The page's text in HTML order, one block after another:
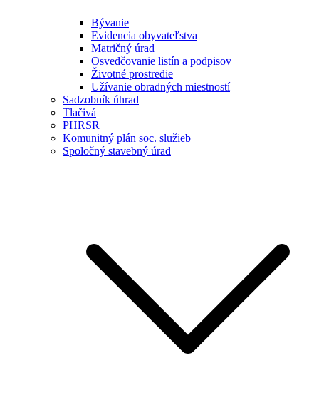
Bývanie
Evidencia obyvateľstva
Matričný úrad
Osvedčovanie listín a podpisov
Životné prostredie
Užívanie obradných miestností
Sadzobník úhrad
Tlačivá
PHRSR
Komunitný plán soc. služieb
Spoločný stavebný úrad